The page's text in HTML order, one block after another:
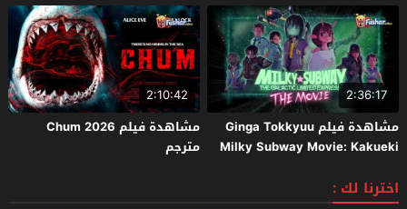
2:36:17
مشاهدة فيلم Ginga Tokkyuu
Milky Subway Movie: Kakueki
2:10:42
مشاهدة فيلم Chum 2026
مترجم
اخترنا لك :